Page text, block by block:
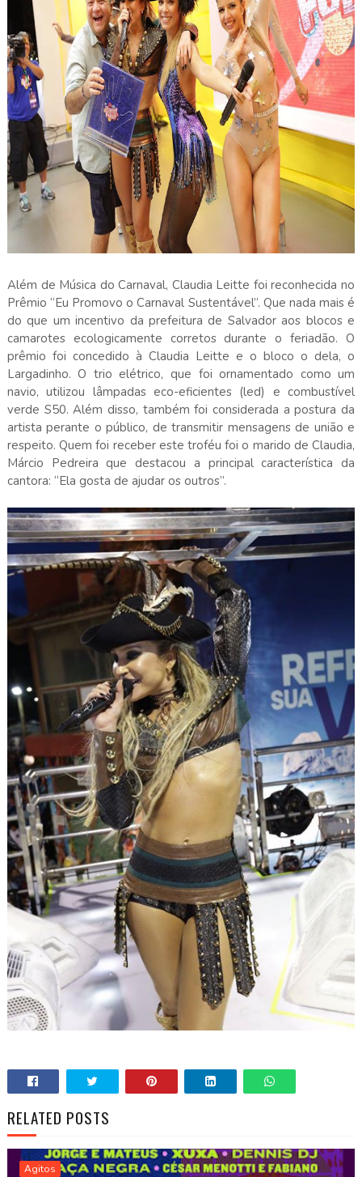
Além de Música do Carnaval, Claudia Leitte foi reconhecida no
Prêmio “Eu Promovo o Carnaval Sustentável”. Que nada mais é
do que um incentivo da prefeitura de Salvador aos blocos e
camarotes ecologicamente corretos durante o feriadão. O
prêmio foi concedido à Claudia Leitte e o bloco o dela, o
Largadinho. O trio elétrico, que foi ornamentado como um
navio, utilizou lâmpadas eco-eficientes (led) e combustível
verde S50. Além disso, também foi considerada a postura da
artista perante o público, de transmitir mensagens de união e
respeito. Quem foi receber este troféu foi o marido de Claudia,
Márcio Pedreira que destacou a principal característica da
cantora: “Ela gosta de ajudar os outros”.
RELATED POSTS
Agitos